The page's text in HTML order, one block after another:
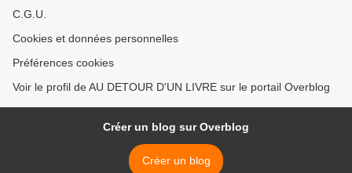
C.G.U.
Cookies et données personnelles
Préférences cookies
Voir le profil de AU DETOUR D'UN LIVRE sur le portail Overblog
Créer un blog sur Overblog
Créer un blog